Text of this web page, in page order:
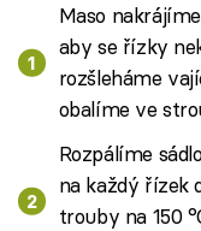
Maso
aby se řízky
rozšleháme
obalíme ve
Rozpálíme
na každý řízek
trouby na 150